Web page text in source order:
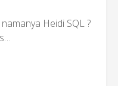
Heidi SQL ?